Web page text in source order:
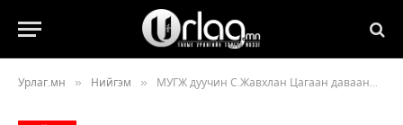
Урлаг.мн » Нийгэм » МУГЖ дуучин С.Жавхлан Цагаан давааны хогын цэг дээр ажилдаг 200-300 иргэд хүүхдүүдэд сүү бэлэглэв